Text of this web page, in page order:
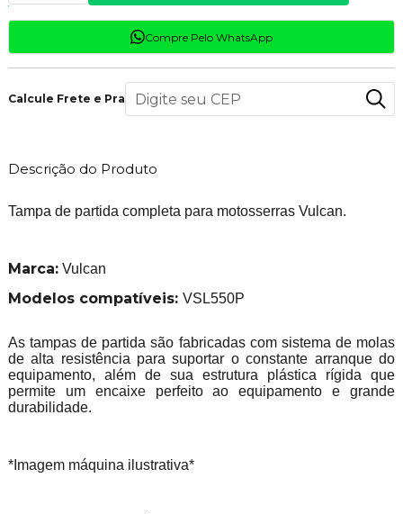
Compre Pelo WhatsApp
Calcule Frete e Prazo
Descrição do Produto
Tampa de partida completa para motosserras Vulcan.
Marca:Vulcan
Modelos compatíveis: VSL550P
As tampas de partida são fabricadas com sistema de molas
de alta resistência para suportar o constante arranque do
equipamento, além de sua estrutura plástica rígida que
permite um encaixe perfeito ao equipamento e grande
durabilidade.
*Imagem máquina ilustrativa*